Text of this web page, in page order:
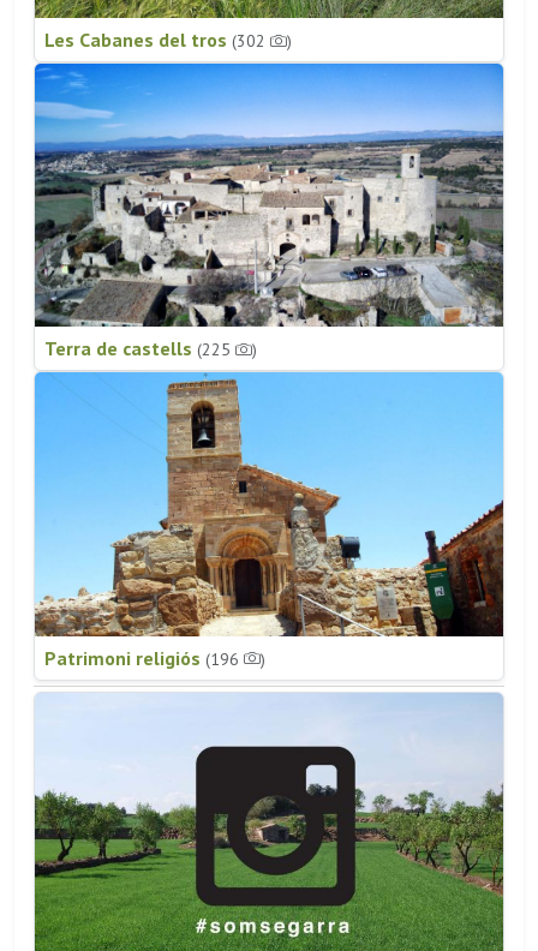
Les Cabanes del tros (302 )
Terra de castells (225 )
Patrimoni religiós (196 )